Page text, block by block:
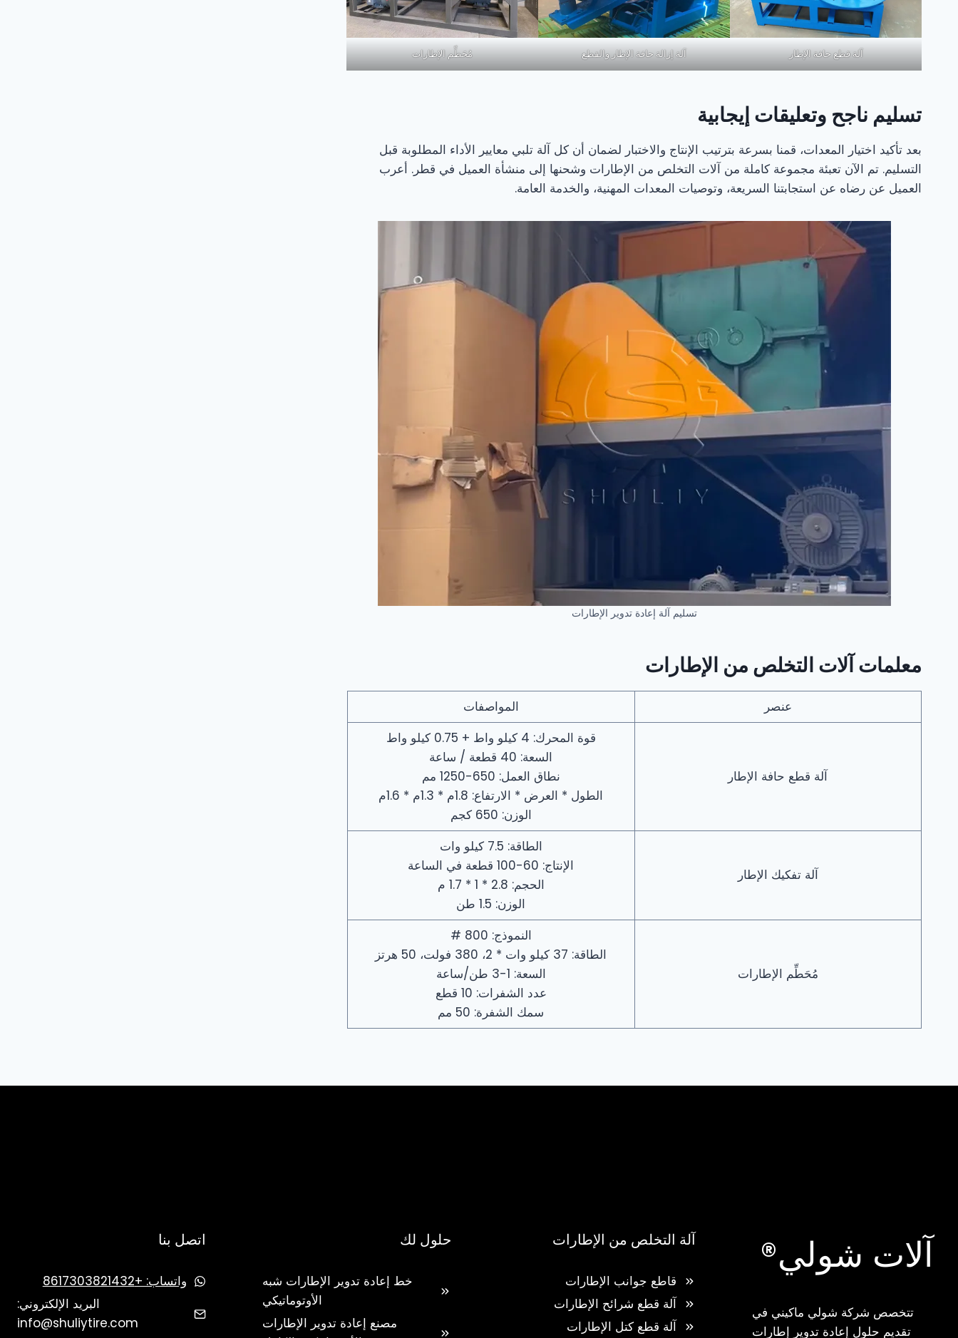
آلة قطع حافة الإطار آلة إزالة حافة الإطار والقطع مُحَطِّم الإطارات
تسليم ناجح وتعليقات إيجابية
بعد تأكيد اختيار المعدات، قمنا بسرعة بترتيب الإنتاج والاختبار لضمان أن كل آلة تلبي معايير الأداء المطلوبة قبل
التسليم. تم الآن تعبئة مجموعة كاملة من آلات التخلص من الإطارات وشحنها إلى منشأة العميل في قطر. أعرب
العميل عن رضاه عن استجابتنا السريعة، وتوصيات المعدات المهنية، والخدمة العامة.
تسليم آلة إعادة تدوير الإطارات
معلمات آلات التخلص من الإطارات
عنصر المواصفات
آلة قطع حافة الإطار
قوة المحرك: 4 كيلو واط + 0.75 كيلو واط
السعة: 40 قطعة / ساعة
نطاق العمل: 650-1250 مم
الطول * العرض * الارتفاع: 1.8م * 1.3م * 1.6م
الوزن: 650 كجم
آلة تفكيك الإطار
الطاقة: 7.5 كيلو وات
الإنتاج: 60-100 قطعة في الساعة
الحجم: 2.8 * 1 * 1.7 م
الوزن: 1.5 طن
مُحَطِّم الإطارات
النموذج: 800 #
الطاقة: 37 كيلو وات * 2، 380 فولت، 50 هرتز
السعة: 1-3 طن/ساعة
عدد الشفرات: 10 قطع
سمك الشفرة: 50 مم
آلات شولي®
تتخصص شركة شولي ماكيني في
تقديم حلول إعادة تدوير إطارات
آلة التخلص من الإطارات
قاطع جوانب الإطارات
آلة قطع شرائح الإطارات
آلة قطع كتل الإطارات
حلول لك
خط إعادة تدوير الإطارات شبه
الأوتوماتيكي
مصنع إعادة تدوير الإطارات
اتصل بنا
واتساب: +8617303821432
البريد الإلكتروني:
info@shuliytire.com